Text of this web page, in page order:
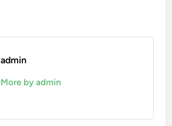
admin
More by admin